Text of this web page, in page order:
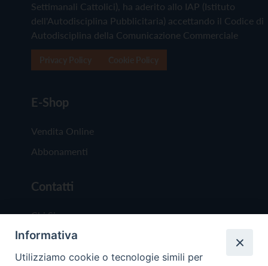
Settimanali Cattolici), ha aderito allo IAP (Istituto
dell'Autodisciplina Pubblicitaria) accettando il Codice di
Autodisciplina della Comunicazione Commerciale
E-Shop
Vendita Online
Abbonamenti
Contatti
Chi Siamo
Redazione
Scrivici
Informativa
Utilizziamo cookie o tecnologie simili per